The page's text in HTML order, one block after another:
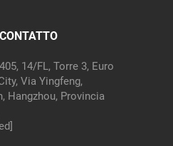
14/FL, Torre 3, Euro
Via Yingfeng,
Hangzhou, Provincia